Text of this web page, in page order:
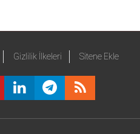
Gizlilik İlkeleri Sitene Ekle